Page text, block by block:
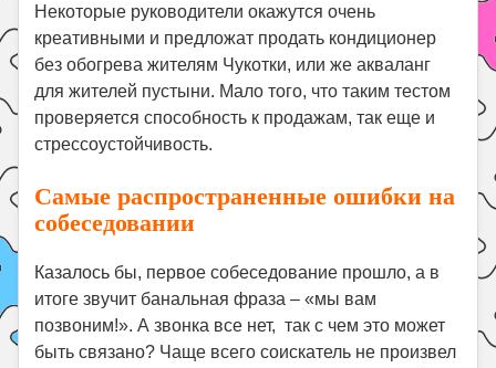
Некоторые руководители окажутся очень
креативными и предложат продать кондиционер
без обогрева жителям Чукотки, или же акваланг
для жителей пустыни. Мало того, что таким тестом
проверяется способность к продажам, так еще и
стрессоустойчивость.
Самые распространенные ошибки на
собеседовании
Казалось бы, первое собеседование прошло, а в
итоге звучит банальная фраза – «мы вам
позвоним!». А звонка все нет, так с чем это может
быть связано? Чаще всего соискатель не произвел